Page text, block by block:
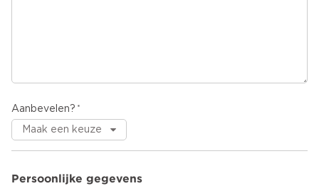
Aanbevelen?
Persoonlijke gegevens